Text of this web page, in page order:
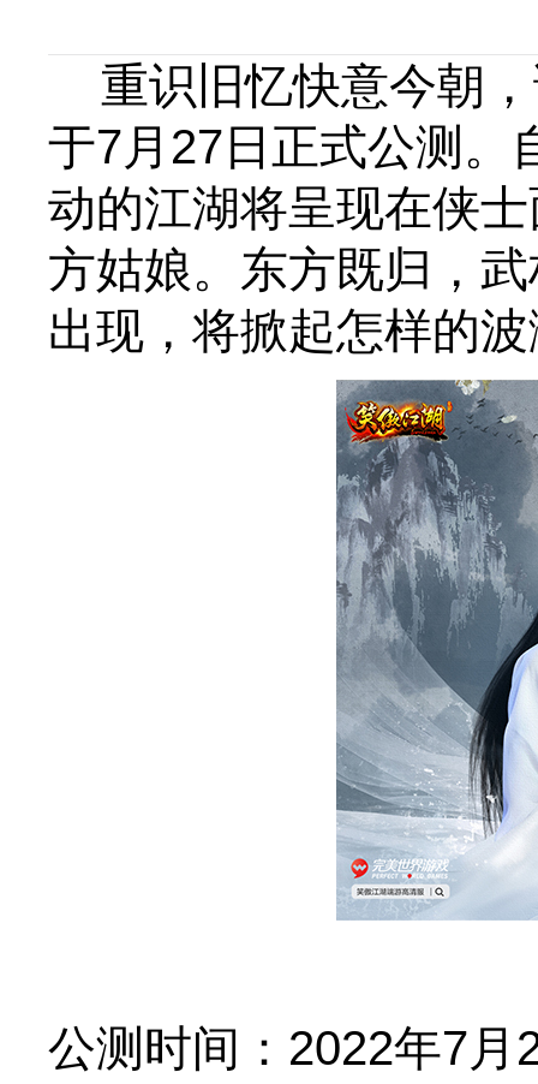
重识旧忆快意今朝，
于7月27日正式公测。
动的江湖将呈现在侠
方姑娘。东方既归，
出现，将掀起怎样的
公测时间：2022年7月